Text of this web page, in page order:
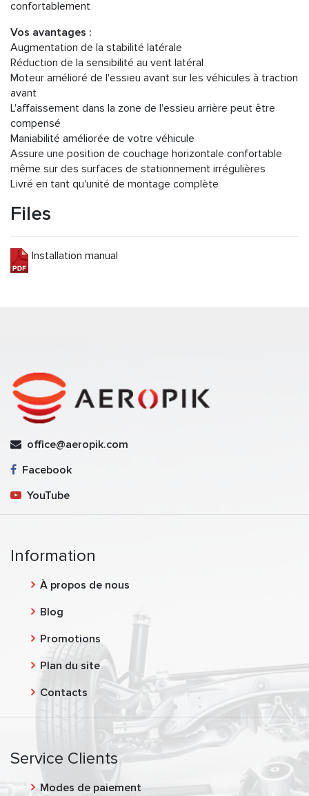
confortablement
Vos avantages :
Augmentation de la stabilité latérale
Réduction de la sensibilité au vent latéral
Moteur amélioré de l'essieu avant sur les véhicules à traction
avant
L'affaissement dans la zone de l'essieu arrière peut être
compensé
Maniabilité améliorée de votre véhicule
Assure une position de couchage horizontale confortable
même sur des surfaces de stationnement irrégulières
Livré en tant qu'unité de montage complète
Files
Installation manual
office@aeropik.com
Facebook
YouTube
Information
À propos de nous
Blog
Promotions
Plan du site
Contacts
Service Clients
Modes de paiement